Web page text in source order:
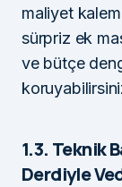
maliyet
sürpriz ek
ve bütçe
1.3. Teknik
Derdiyle